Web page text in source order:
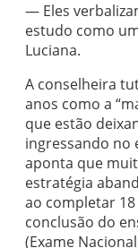
— Eles
estudo como
Luciana.
A conselheira
anos como a
que estão
ingressando no
aponta que
estratégia
ao completar
conclusão do
(Exame